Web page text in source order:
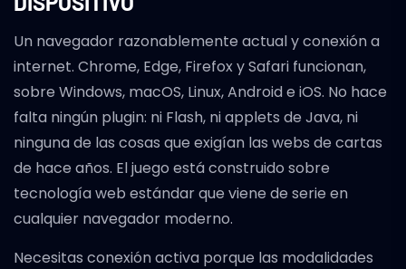
Un navegador razonablemente actual y conexión a
internet. Chrome, Edge, Firefox y Safari funcionan,
sobre Windows, macOS, Linux, Android e iOS. No hace
falta ningún plugin: ni Flash, ni applets de Java, ni
ninguna de las cosas que exigían las webs de cartas
de hace años. El juego está construido sobre
tecnología web estándar que viene de serie en
cualquier navegador moderno.
Necesitas conexión activa porque las modalidades